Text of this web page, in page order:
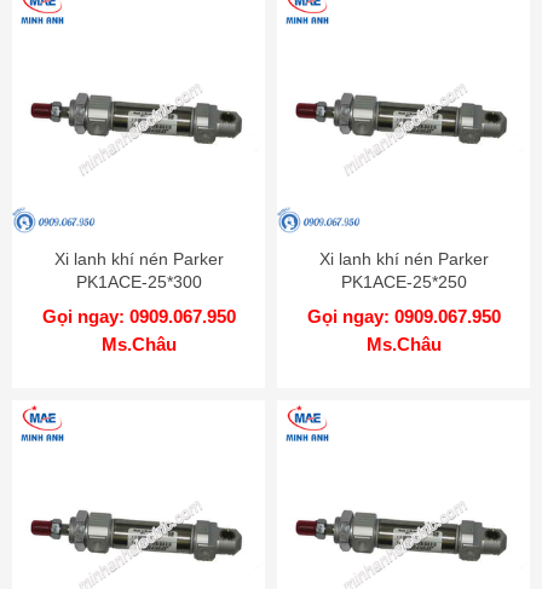
Xi lanh khí nén Parker
PK1ACE-25*300
Gọi ngay: 0909.067.950
Ms.Châu
Xi lanh khí nén Parker
PK1ACE-25*250
Gọi ngay: 0909.067.950
Ms.Châu